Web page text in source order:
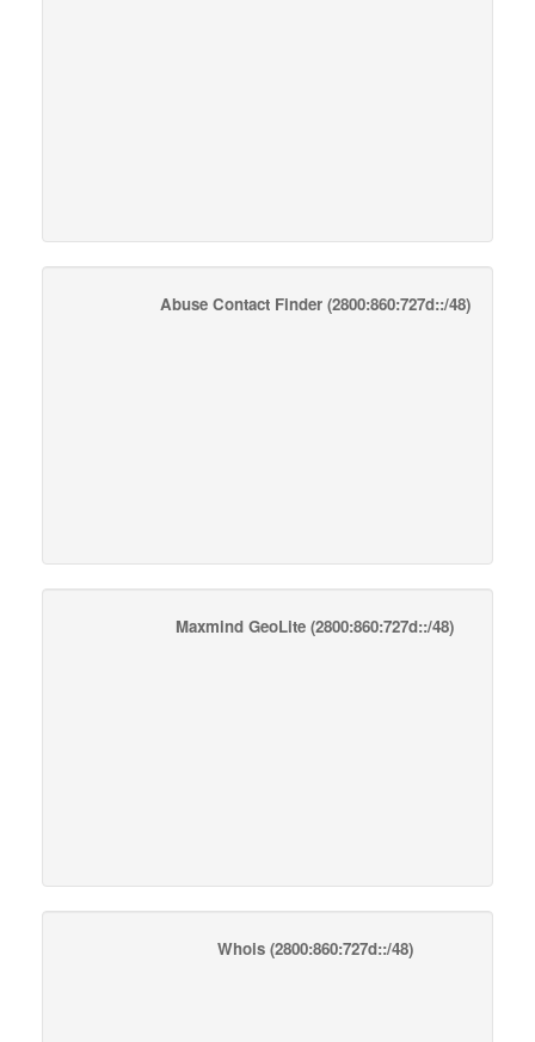
Abuse Contact Finder(2800:860:727d::/48)
Maxmind GeoLite (2800:860:727d::/48)
Whois(2800:860:727d::/48)